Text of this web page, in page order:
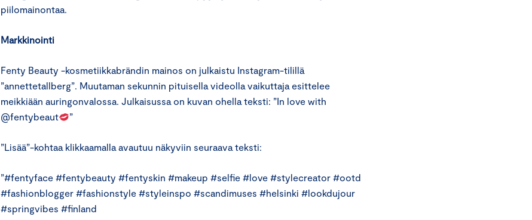
piilomainontaa.
Markkinointi
Fenty Beauty -kosmetiikkabrändin mainos on julkaistu Instagram-tilillä
”annettetallberg”. Muutaman sekunnin pituisella videolla vaikuttaja esittelee
meikkiään auringonvalossa. Julkaisussa on kuvan ohella teksti: ”In love with
@fentybeaut
”
”Lisää”-kohtaa klikkaamalla avautuu näkyviin seuraava teksti:
”#fentyface #fentybeauty #fentyskin #makeup #selfie #love #stylecreator #ootd
#fashionblogger #fashionstyle #styleinspo #scandimuses #helsinki #lookdujour
#springvibes #finland